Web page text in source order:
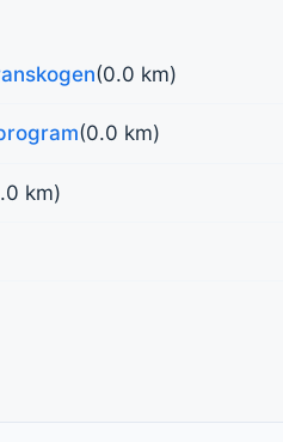
(0.0 km)
(0.0 km)
km)